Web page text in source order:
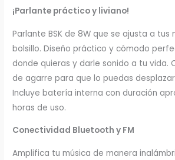
¡Parlante práctico y liviano!
Parlante BSK de 8W que se ajusta a tus
bolsillo. Diseño práctico y cómodo
donde quieras y darle sonido a tu vida.
de agarre para que lo puedas
Incluye batería interna con duración
horas de uso.
Conectividad Bluetooth y FM
Amplifica tu música de manera